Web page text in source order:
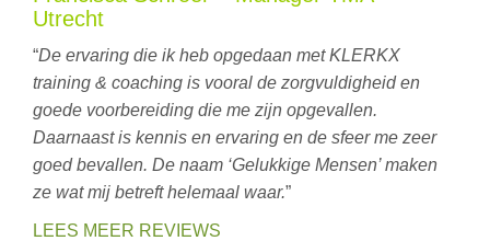
Utrecht
“De ervaring die ik heb opgedaan met KLERKX
training & coaching is vooral de zorgvuldigheid en
goede voorbereiding die me zijn opgevallen.
Daarnaast is kennis en ervaring en de sfeer me zeer
goed bevallen. De naam ‘Gelukkige Mensen’ maken
ze wat mij betreft helemaal waar.”
LEES MEER REVIEWS